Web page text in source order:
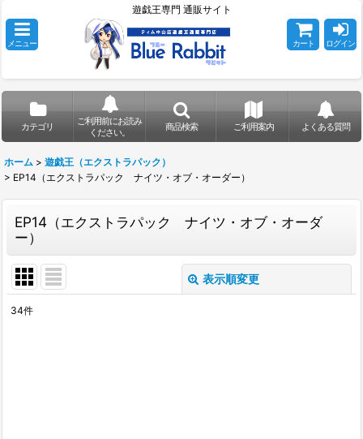
遊戯王専門 通販サイト
メニュー カート ログイン
カテゴリ
ご利用前にお読み
ください。
商品検索 ご利用案内 よくある質問
ホーム > 遊戯王（エクストラパック）
> EP14（エクストラパック ナイツ・オブ・オーダー）
EP14（エクストラパック ナイツ・オブ・オーダ
ー）
表示順変更
34件